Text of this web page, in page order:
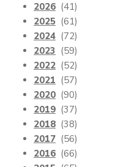
2026 (41)
2025 (61)
2024 (72)
2023 (59)
2022 (52)
2021 (57)
2020 (90)
2019 (37)
2018 (38)
2017 (56)
2016 (66)